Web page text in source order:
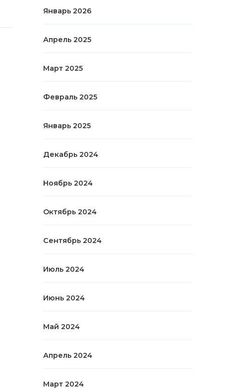
Январь 2026
Апрель 2025
Март 2025
Февраль 2025
Январь 2025
Декабрь 2024
Ноябрь 2024
Октябрь 2024
Сентябрь 2024
Июль 2024
Июнь 2024
Май 2024
Апрель 2024
Март 2024